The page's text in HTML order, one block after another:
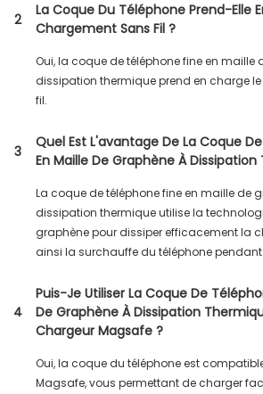
2
La Coque Du Téléphone Prend-Elle
Chargement Sans Fil ?
Oui, la coque de téléphone fine en maille
dissipation thermique prend en charge
fil.
3
Quel Est L'avantage De La Coque
En Maille De Graphène À
La coque de téléphone fine en maille de
dissipation thermique utilise la
graphène pour dissiper efficacement la
ainsi la surchauffe du téléphone
4
Puis-Je Utiliser La Coque De
De Graphène À Dissipation
Chargeur Magsafe ?
Oui, la coque du téléphone est
Magsafe, vous permettant de charger